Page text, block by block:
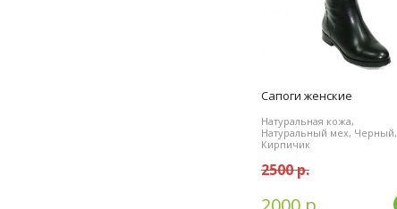
Сапоги женские
Натуральная кожа,
Натуральный мех, Черный,
Кирпичик
2500 р.